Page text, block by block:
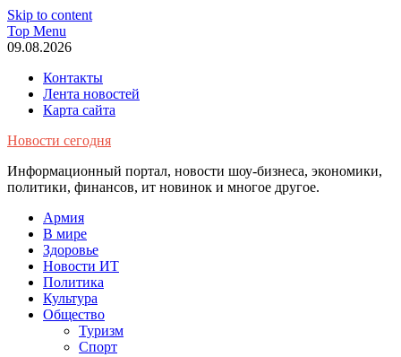
Skip to content
Top Menu
09.08.2026
Контакты
Лента новостей
Карта сайта
Новости сегодня
Информационный портал, новости шоу-бизнеса, экономики,
политики, финансов, ит новинок и многое другое.
Армия
В мире
Здоровье
Новости ИТ
Политика
Культура
Общество
Туризм
Спорт